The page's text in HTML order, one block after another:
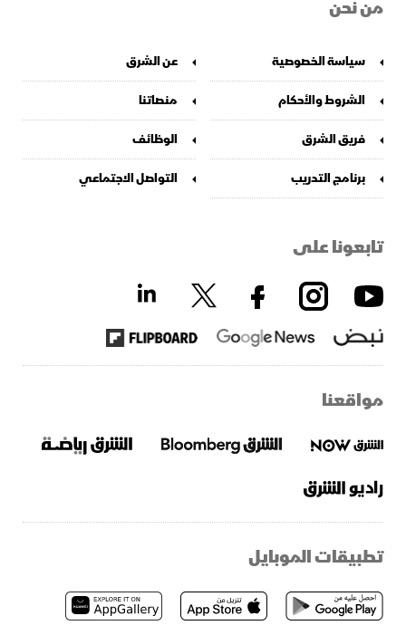
من نحن
سياسة الخصوصية
عن الشرق
الشروط والأحكام
منصاتنا
فريق الشرق
الوظائف
برنامج التدريب
التواصل الاجتماعي
تابعونا على
مواقعنا
تطبيقات الموبايل